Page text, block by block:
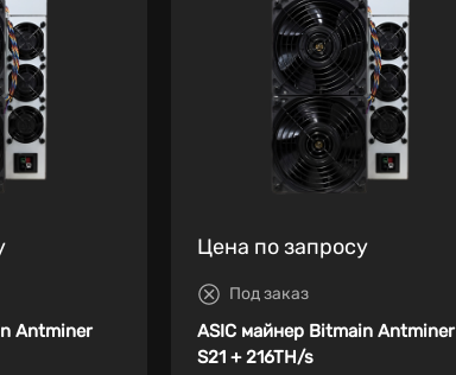
Antminer
Цена по запросу
Под заказ
ASIC майнер Bitmain Antminer
S21 + 216TH/s